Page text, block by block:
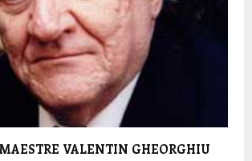
VALENTIN GHEORGHIU